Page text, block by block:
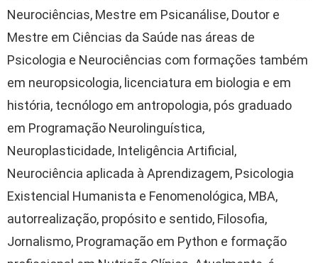
Neurociências, Mestre em Psicanálise, Doutor e
Mestre em Ciências da Saúde nas áreas de
Psicologia e Neurociências com formações também
em neuropsicologia, licenciatura em biologia e em
história, tecnólogo em antropologia, pós graduado
em Programação Neurolinguística,
Neuroplasticidade, Inteligência Artificial,
Neurociência aplicada à Aprendizagem, Psicologia
Existencial Humanista e Fenomenológica, MBA,
autorrealização, propósito e sentido, Filosofia,
Jornalismo, Programação em Python e formação